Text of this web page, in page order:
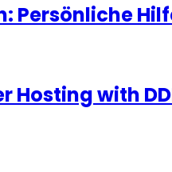
Persönliche
with